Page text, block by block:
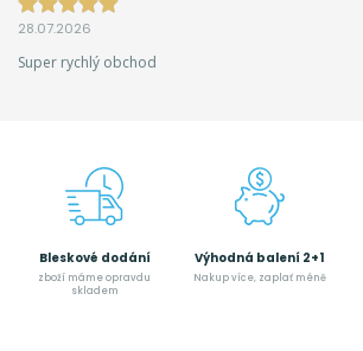
28.07.2026
Super rychlý obchod
Bleskové dodání
zboží máme opravdu
skladem
Výhodná balení 2+1
Nakup více, zaplať méně